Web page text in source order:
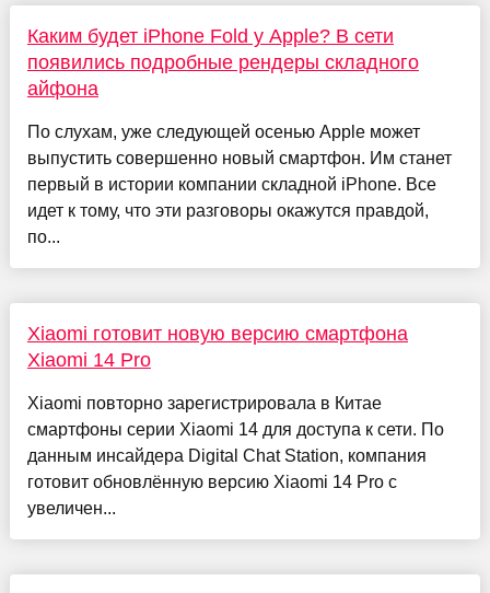
Каким будет iPhone Fold у Apple? В сети
появились подробные рендеры складного
айфона
По слухам, уже следующей осенью Apple может
выпустить совершенно новый смартфон. Им станет
первый в истории компании складной iPhone. Все
идет к тому, что эти разговоры окажутся правдой,
по...
Xiaomi готовит новую версию смартфона
Xiaomi 14 Pro
Xiaomi повторно зарегистрировала в Китае
смартфоны серии Xiaomi 14 для доступа к сети. По
данным инсайдера Digital Chat Station, компания
готовит обновлённую версию Xiaomi 14 Pro с
увеличен...